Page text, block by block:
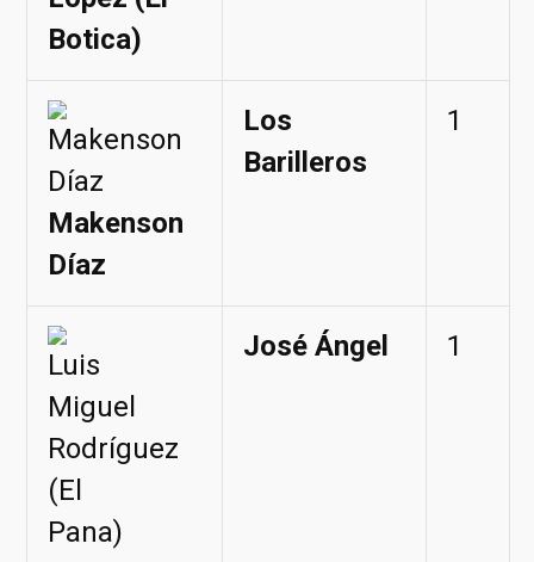
Botica)
Makenson
Díaz
Los
Barilleros
1
José Ángel 1